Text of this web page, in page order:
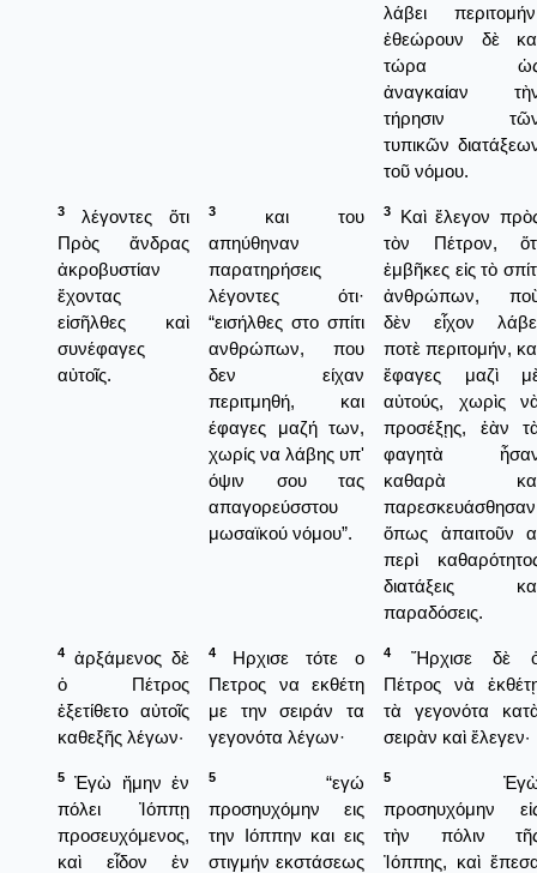
λάβει
ἐθεώρουν δὲ
τώρα
ἀναγκαίαν
τήρησιν
τυπικῶν
τοῦ νόμου.
3
λέγοντες ὅτι
Πρὸς ἄνδρας
ἀκροβυστίαν
ἔχοντας
εἰσῆλθες καὶ
συνέφαγες
αὐτοῖς.
3
και του
απηύθηναν
παρατηρήσεις
λέγοντες ότι·
“εισήλθες στο σπίτι
ανθρώπων, που
δεν είχαν
περιτμηθή, και
έφαγες μαζή των,
χωρίς να λάβης υπ'
όψιν σου τας
απαγορεύσστου
μωσαϊκού νόμου”.
3
Καὶ ἔλεγον
τὸν Πέτρον,
ἐμβῆκες εἰς τὸ
ἀνθρώπων,
δὲν εἶχον
ποτὲ περιτομήν,
ἔφαγες μαζὶ
αὐτούς, χωρὶς
προσέξῃς, ἐὰν
φαγητὰ
καθαρὰ
ὅπως ἀπαιτοῦν
περὶ
διατάξεις
παραδόσεις.
4
ἀρξάμενος δὲ
ὁ Πέτρος
ἐξετίθετο αὐτοῖς
καθεξῆς λέγων·
4
Ηρχισε τότε ο
Πετρος να εκθέτη
με την σειράν τα
γεγονότα λέγων·
4
Ἤρχισε δὲ
Πέτρος νὰ
τὰ γεγονότα
σειρὰν καὶ ἔλεγεν·
5
Ἐγὼ ἤμην ἐν
πόλει Ἰόππῃ
προσευχόμενος,
καὶ εἶδον ἐν
5
“εγώ
προσηυχόμην εις
την Ιόππην και εις
στιγμήν εκστάσεως
5
προσηυχόμην
τὴν πόλιν
Ἰόππης, καὶ